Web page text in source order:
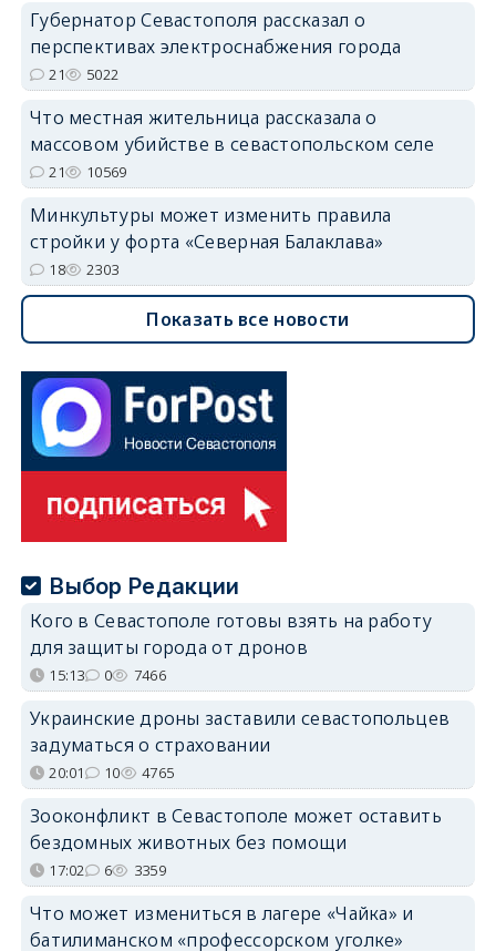
Губернатор Севастополя рассказал о
перспективах электроснабжения города
21 5022
Что местная жительница рассказала о
массовом убийстве в севастопольском селе
21 10569
Минкультуры может изменить правила
стройки у форта «Северная Балаклава»
18 2303
Показать все новости
Выбор Редакции
Кого в Севастополе готовы взять на работу
для защиты города от дронов
15:13 0 7466
Украинские дроны заставили севастопольцев
задуматься о страховании
20:01 10 4765
Зооконфликт в Севастополе может оставить
бездомных животных без помощи
17:02 6 3359
Что может измениться в лагере «Чайка» и
батилиманском «профессорском уголке»